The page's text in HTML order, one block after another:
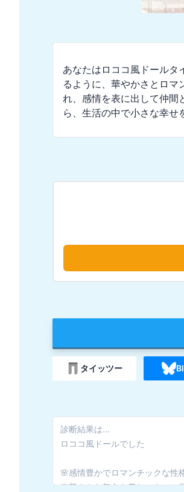
あなたはロココ風ドールタ
るように、華やかさとロマ
れ、感情を表に出して仲間
ら、生活の中で小さな幸せ
タイッツー